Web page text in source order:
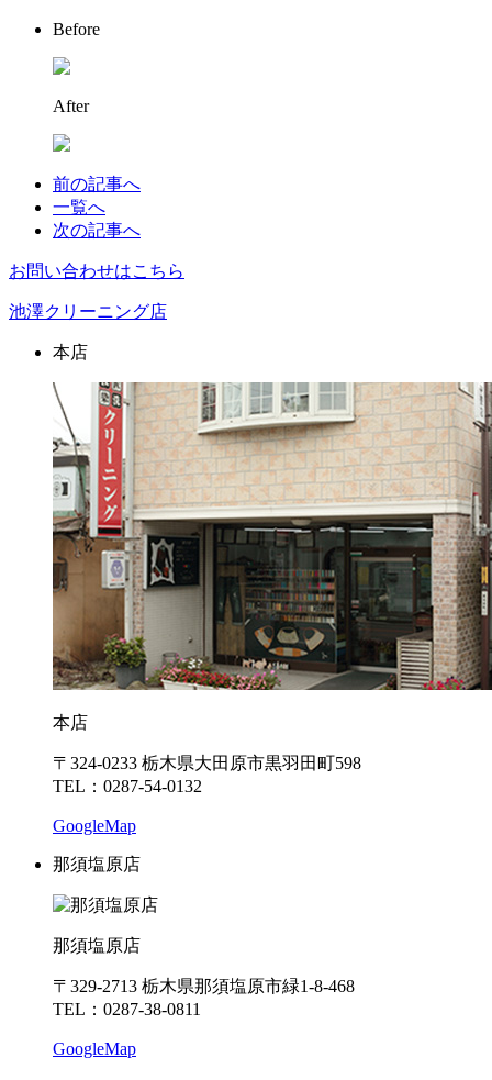
Before
After
前の記事へ
一覧へ
次の記事へ
お問い合わせはこちら
池澤クリーニング店
本店
本店
〒324-0233 栃木県大田原市黒羽田町598
TEL：0287-54-0132
GoogleMap
那須塩原店
那須塩原店
〒329-2713 栃木県那須塩原市緑1-8-468
TEL：0287-38-0811
GoogleMap